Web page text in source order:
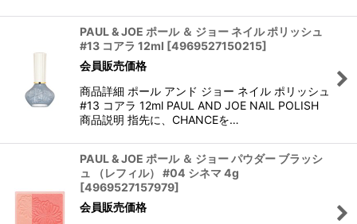
PAUL & JOE ポール ＆ ジョー ネイル ポリッシュ
#13 コアラ 12ml [4969527150215]
会員販売価格
商品詳細 ポール アンド ジョー ネイル ポリッシュ
#13 コアラ 12ml PAUL AND JOE NAIL POLISH
商品説明 指先に、CHANCEを…
PAUL & JOE ポール ＆ ジョー パウダー ブラッシ
ュ （レフィル） #04 シネマ 4g
[4969527157979]
会員販売価格